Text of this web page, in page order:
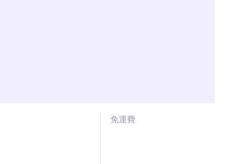
免運費